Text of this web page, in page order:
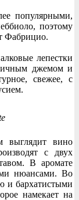
популярными,
поэтому
Фабрицио.
лепестки
джемом и
свежее, с
выглядит вино
с двух
В аромате
нюансами. Во
и бархатистыми
намекает на